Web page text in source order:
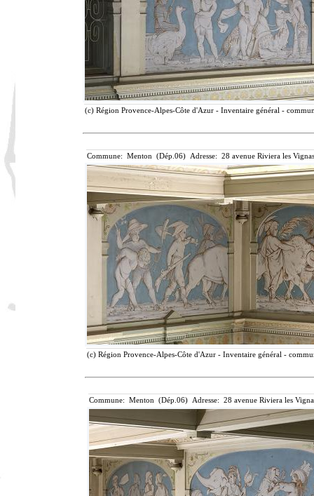
(c) Région Provence-Alpes-Côte d'Azur - Inventaire général -
Commune: Menton (Dép.06) Adresse: 28 avenue Riviera les
(c) Région Provence-Alpes-Côte d'Azur - Inventaire général -
Commune: Menton (Dép.06) Adresse: 28 avenue Riviera les